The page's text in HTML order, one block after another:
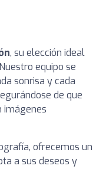
, su elección ideal
equipo se
sonrisa y cada
de que
imágenes
ofrecemos un
a sus deseos y